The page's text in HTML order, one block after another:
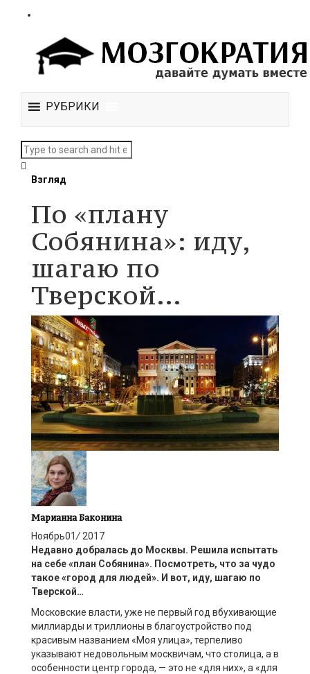
РУБРИКИ
Взгляд
По «плану
Собянина»: иду,
шагаю по
Тверской…
Марианна Баконина
Ноябрь01/ 2017
Недавно добралась до Москвы. Решила испытать
на себе «план Собянина». Посмотреть, что за чудо
такое «город для людей». И вот, иду, шагаю по
Тверской…
Московские власти, уже не первый год вбухивающие
миллиарды и триллионы в благоустройство под
красивым названием «Моя улица», терпеливо
указывают недовольным москвичам, что столица, а в
особенности центр города, — это не «для них», а «для